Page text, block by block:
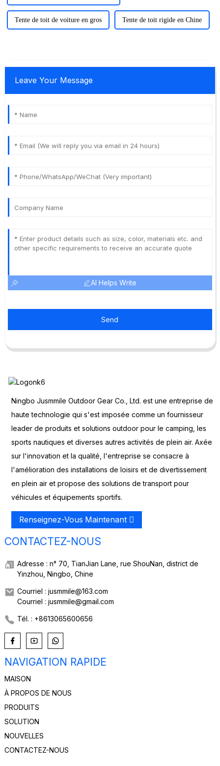
Tente de toit de voiture en gros Tente de toit rigide en Chine
Leave Your Message
AI Helps Write
Send
Ningbo Jusmmile Outdoor Gear Co., Ltd. est une entreprise de
haute technologie qui s'est imposée comme un fournisseur
leader de produits et solutions outdoor pour le camping, les
sports nautiques et diverses autres activités de plein air. Axée
sur l'innovation et la qualité, l'entreprise se consacre à
l'amélioration des installations de loisirs et de divertissement
en plein air et propose des solutions de transport pour
véhicules et équipements sportifs.
Renseignez-Vous Maintenant
CONTACTEZ-NOUS
Adresse : n° 70, TianJian Lane, rue ShouNan, district de
Yinzhou, Ningbo, Chine
Courriel : jusmmile@163.com
Courriel : jusmmile@gmail.com
Tél. : +8613065600656
NAVIGATION RAPIDE
MAISON
À PROPOS DE NOUS
PRODUITS
SOLUTION
NOUVELLES
CONTACTEZ-NOUS